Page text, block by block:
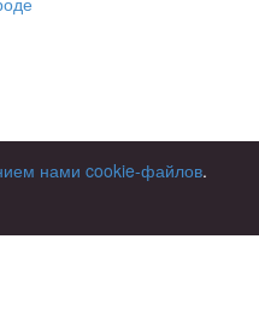
нами cookie-файлов.